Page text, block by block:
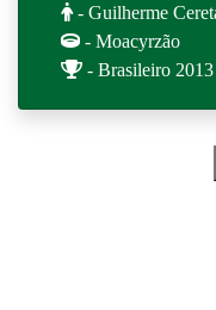
- Guilherme
- Moacyrzão
- Brasileiro 2013